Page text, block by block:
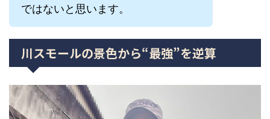
ではないと思います。
川スモールの景色から“最強”を逆算